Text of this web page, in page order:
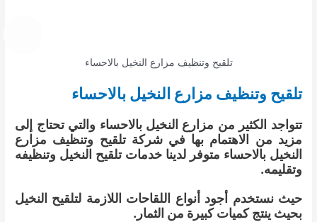
تلقيح وتنظيف مزارع النخيل بالاحساء
تلقيح وتنظيف مزارع النخيل بالاحساء
تتواجد الكثير من مزارع النخيل بالاحساء والتي تحتاج إلى
مزيد من الاهتمام بها في شركة تلقيح وتنظيف مزارع
النخيل بالاحساء متوفر لدينا خدمات تلقيح النخيل وتنظيفه
وتقليمه.
حيث نستخدم أجود أنواع اللقاحات اللازمة لتلقيح النخيل
بحيث ينتج كميات كبيرة من الثمار.